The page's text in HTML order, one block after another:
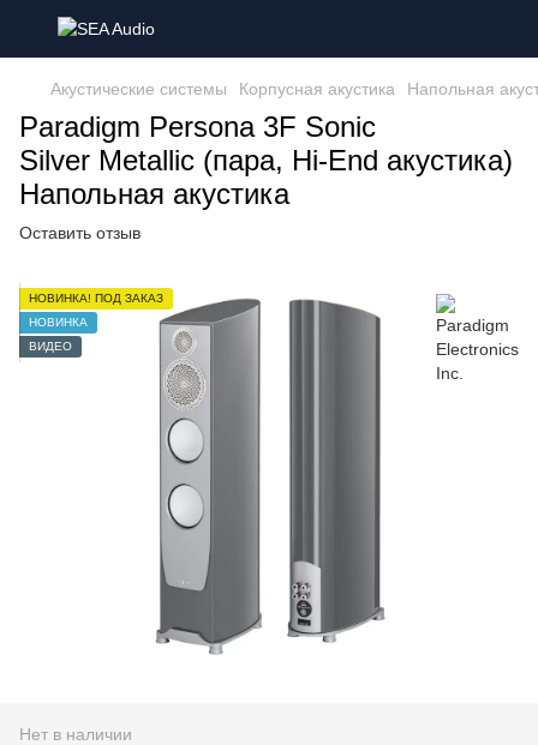
Акустические системы Корпусная акустика Напольная
Paradigm Persona 3F Sonic
Silver Metallic (пара, Hi-End акустика)
Напольная акустика
Оставить отзыв
НОВИНКА! ПОД ЗАКАЗ
НОВИНКА
ВИДЕО
Нет в наличии